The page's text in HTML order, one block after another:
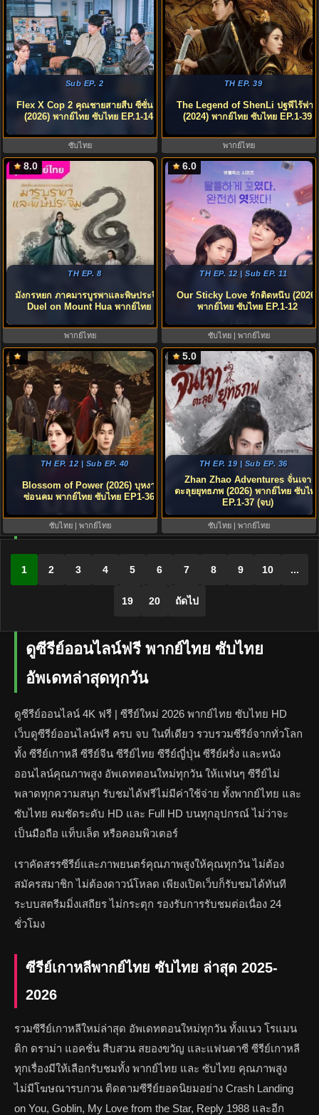
Sub EP. 2
Flex X Cop 2 คุณชายสายสืบ ซีซั่น 2
(2026) พากย์ไทย ซับไทย EP.1-14
ซับไทย
TH EP. 39
The Legend of ShenLi ปฐพีไร้พ่าย
(2024) พากย์ไทย ซับไทย EP.1-39
พากย์ไทย
8.0
TH EP. 8
มังกรหยก ภาคมารบูรพาและพิษประจิม
Duel on Mount Hua พากย์ไทย
พากย์ไทย
6.0
TH EP. 12 | Sub EP. 11
Our Sticky Love รักติดหนึบ (2026)
พากย์ไทย ซับไทย EP.1-12
ซับไทย | พากย์ไทย
TH EP. 12 | Sub EP. 40
Blossom of Power (2026) บุหงา
ซ่อนคม พากย์ไทย ซับไทย EP1-36
ซับไทย | พากย์ไทย
5.0
TH EP. 19 | Sub EP. 36
Zhan Zhao Adventures จั่นเจา
ตะลุยยุทธภพ (2026) พากย์ไทย ซับไท
EP.1-37 (จบ)
ซับไทย | พากย์ไทย
1 2 3 4 5 6 7 8 9 10 ...
19 20 ถัดไป
ดูซีรีย์ออนไลน์ฟรี พากย์ไทย ซับไทย
อัพเดทล่าสุดทุกวัน
ดูซีรีย์ออนไลน์ 4K ฟรี | ซีรีย์ใหม่ 2026 พากย์ไทย ซับไทย HD
เว็บดูซีรีย์ออนไลน์ฟรี ครบ จบ ในที่เดียว รวบรวมซีรีย์จากทั่วโลก
ทั้ง ซีรีย์เกาหลี ซีรีย์จีน ซีรีย์ไทย ซีรีย์ญี่ปุ่น ซีรีย์ฝรั่ง และหนัง
ออนไลน์คุณภาพสูง อัพเดทตอนใหม่ทุกวัน ให้แฟนๆ ซีรีย์ไม่
พลาดทุกความสนุก รับชมได้ฟรีไม่มีค่าใช้จ่าย ทั้งพากย์ไทย และ
ซับไทย คมชัดระดับ HD และ Full HD บนทุกอุปกรณ์ ไม่ว่าจะ
เป็นมือถือ แท็บเล็ต หรือคอมพิวเตอร์
เราคัดสรรซีรีย์และภาพยนตร์คุณภาพสูงให้คุณทุกวัน ไม่ต้อง
สมัครสมาชิก ไม่ต้องดาวน์โหลด เพียงเปิดเว็บก็รับชมได้ทันที
ระบบสตรีมมิ่งเสถียร ไม่กระตุก รองรับการรับชมต่อเนื่อง 24
ชั่วโมง
ซีรีย์เกาหลีพากย์ไทย ซับไทย ล่าสุด 2025-
2026
รวมซีรีย์เกาหลีใหม่ล่าสุด อัพเดทตอนใหม่ทุกวัน ทั้งแนว โรแมน
ติก ดราม่า แอคชั่น สืบสวน สยองขวัญ และแฟนตาซี ซีรีย์เกาหลี
ทุกเรื่องมีให้เลือกรับชมทั้ง พากย์ไทย และ ซับไทย คุณภาพสูง
ไม่มีโฆษณารบกวน ติดตามซีรีย์ยอดนิยมอย่าง Crash Landing
on You, Goblin, My Love from the Star, Reply 1988 และอีก